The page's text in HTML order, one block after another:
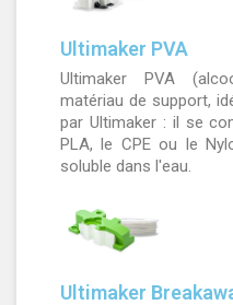
Ultimaker PVA
Ultimaker PVA
matériau de support,
par Ultimaker : il se
PLA, le CPE ou le
soluble dans l'eau.
Ultimaker